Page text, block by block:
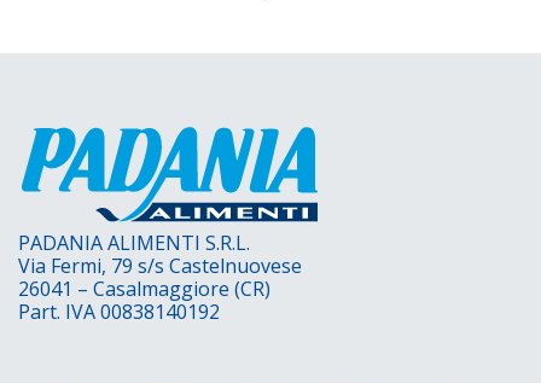
PADANIA ALIMENTI S.R.L.
Via Fermi, 79 s/s Castelnuovese
26041 – Casalmaggiore (CR)
Part. IVA 00838140192